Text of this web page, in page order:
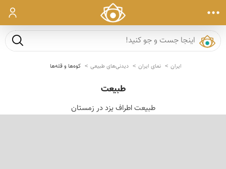
ورود
جست و
ایران نمای ایران دیدنی‌های طبیعی کوه‌ها و قله‌ها
طبیعت
طبیعت اطراف یزد در زمستان